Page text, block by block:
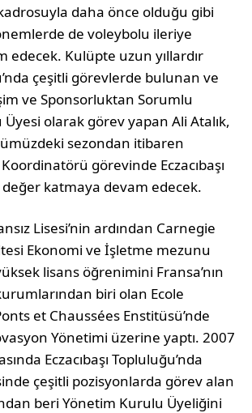
daha önce olduğu gibi
de voleybolu ileriye
edecek. Kulüpte uzun yıllardır
çeşitli görevlerde bulunan ve
ve Sponsorluktan Sorumlu
olarak görev yapan Ali Atalık,
sezondan itibaren
görevinde Eczacıbaşı
değer katmaya devam edecek.
Lisesi’nin ardından Carnegie
Ekonomi ve İşletme mezunu
lisans öğrenimini Fransa’nın
biri olan Ecole
et Chaussées Enstitüsü’nde
Yönetimi üzerine yaptı. 2007
Eczacıbaşı Topluluğu’nda
çeşitli pozisyonlarda görev alan
beri Yönetim Kurulu Üyeliğini